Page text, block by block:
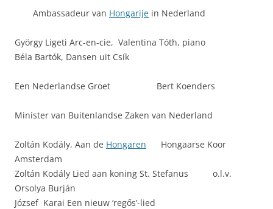
Ambassadeur van Hongarije in Nederland
György Ligeti Arc-en-cie, Valentina Tóth, piano
Béla Bartók, Dansen uit Csík
Een Nederlandse Groet Bert Koenders
Minister van Buitenlandse Zaken van Nederland
Zoltán Kodály, Aan de Hongaren Hongaarse Koor
Amsterdam
Zoltán Kodály Lied aan koning St. Stefanus o.l.v.
Orsolya Burján
József Karai Een nieuw ‘regős’-lied